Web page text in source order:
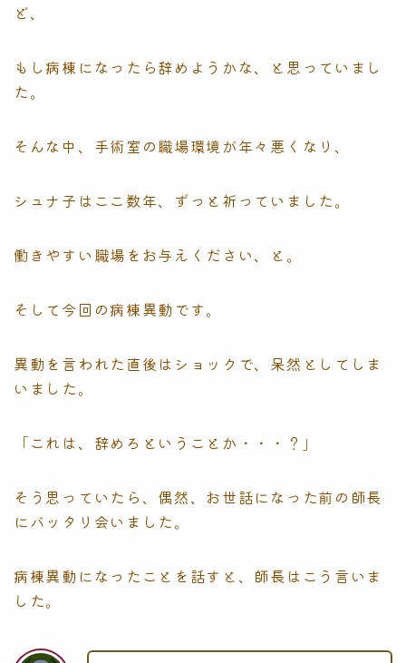
ど、
もし病棟になったら辞めようかな、と思っていまし
た。
そんな中、手術室の職場環境が年々悪くなり、
シュナ子はここ数年、ずっと祈っていました。
働きやすい職場をお与えください、と。
そして今回の病棟異動です。
異動を言われた直後はショックで、呆然としてしま
いました。
「これは、辞めろということか・・・？」
そう思っていたら、偶然、お世話になった前の師長
にバッタリ会いました。
病棟異動になったことを話すと、師長はこう言いま
した。